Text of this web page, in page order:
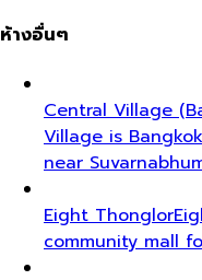
ห้างอื่นๆ
Central Village
Village is
near
Eight Thonglor
community mall